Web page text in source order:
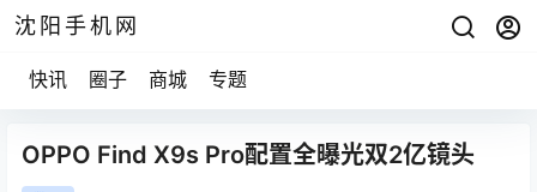
沈阳手机网
快讯 圈子 商城 专题
OPPO Find X9s Pro配置全曝光双2亿镜头